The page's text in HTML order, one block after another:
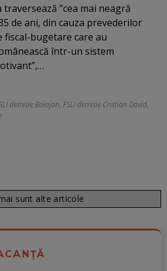
traversează ”cea mai neagră
de ani, din cauza prevederilor
bugetare care au
într-un sistem
demisie Bolojan, FSLI demisie Cristian David,
sunt alte articole